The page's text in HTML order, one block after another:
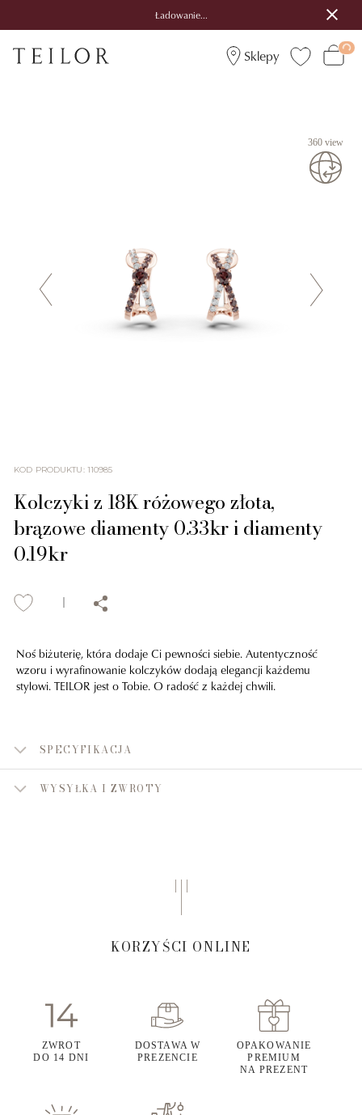
Ładowanie...
Sklepy
360 view
KOD PRODUKTU: 110985
Kolczyki z 18K różowego złota,
brązowe diamenty 0.33kr i diamenty
0.19kr
Noś biżuterię, która dodaje Ci pewności siebie. Autentyczność
wzoru i wyrafinowanie kolczyków dodają elegancji każdemu
stylowi. TEILOR jest o Tobie. O radość z każdej chwili.
SPECYFIKACJA
WYSYŁKA I ZWROTY
KORZYŚCI ONLINE
ZWROT
DO 14 DNI
DOSTAWA W
PREZENCIE
OPAKOWANIE
PREMIUM
NA PREZENT